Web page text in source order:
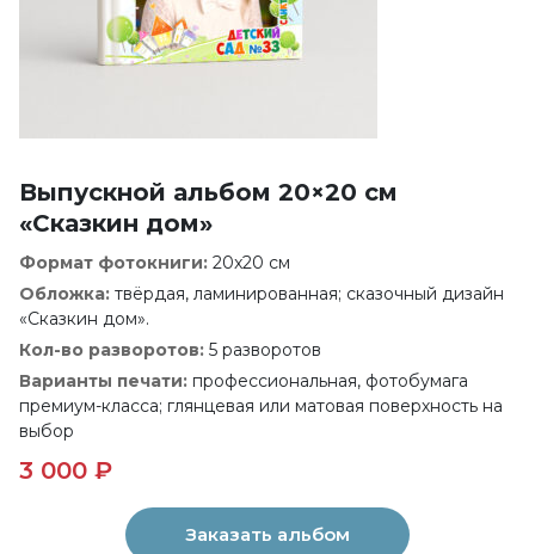
Выпускной альбом 20×20 см
«Сказкин дом»
Формат фотокниги: 20x20 см
Обложка: твёрдая, ламинированная; сказочный дизайн
«Сказкин дом».
Кол-во разворотов: 5 разворотов
Варианты печати: профессиональная, фотобумага
премиум-класса; глянцевая или матовая поверхность на
выбор
3 000 ₽
Заказать альбом